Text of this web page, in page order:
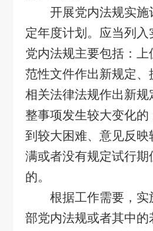
开展党内法规实施
定年度计划。应当列
党内法规主要包括：
范性文件作出新规定、
相关法律法规作出新规
整事项发生较大变化的
到较大困难、意见反映
满或者没有规定试行期
的。
根据工作需要，实
部党内法规或者其中的